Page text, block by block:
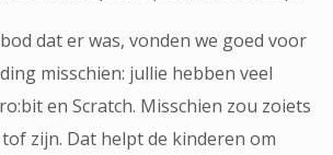
dat er was, vonden we goed voor
misschien: jullie hebben veel
en Scratch. Misschien zou zoiets
zijn. Dat helpt de kinderen om